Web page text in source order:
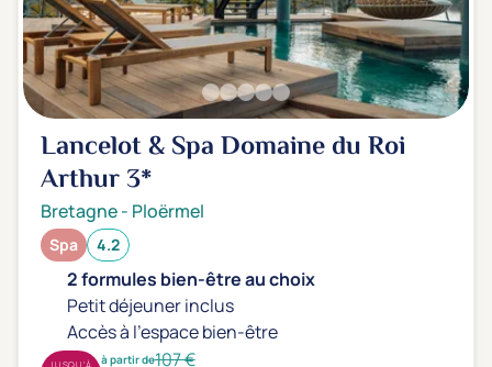
Lancelot & Spa Domaine du Roi
Arthur3*
Bretagne- Ploërmel
Spa 4.2
2 formules bien-être au choix
Petit déjeuner inclus
Accès à l'espace bien-être
à partir de107 €
JUSQU'À